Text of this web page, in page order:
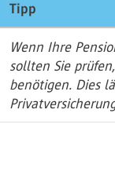
Tipp
Wenn Ihre
sollten Sie
benötigen. Dies